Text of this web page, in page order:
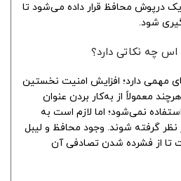
معمولاً روی دکمه‌های EPO یک درپوش محافظ قرار داده می‌شود تا
شود.
مهمی دارد؛ افزایش امنیت نخستین
معمولاً از به‌کار بردن عنوان
نمی‌شود؛ اما لازم است به
نظر گرفته شوند. وجود محافظ و لیبل
تا از فشرده شدن تصادفی آن